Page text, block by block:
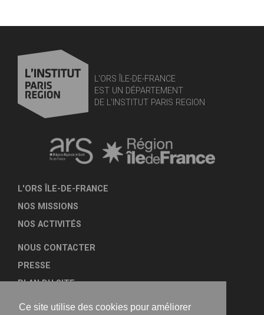
Ce site utilise des cookies pour améliorer
L'ORS ÎLE-DE-FRANCE
EST UN DÉPARTEMENT
DE L'INSTITUT PARIS REGION
L'ORS ÎLE-DE-FRANCE
NOS MISSIONS
NOS ACTIVITÉS
NOUS CONTACTER
PRESSE
PLAN DU SITE
MENTIONS LÉGALES